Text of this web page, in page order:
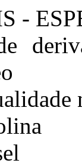
-